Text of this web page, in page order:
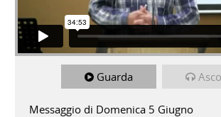
Guarda
Messaggio di Domenica 5 Giugno